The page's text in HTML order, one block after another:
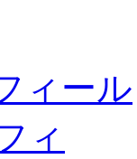
ィール
ィ